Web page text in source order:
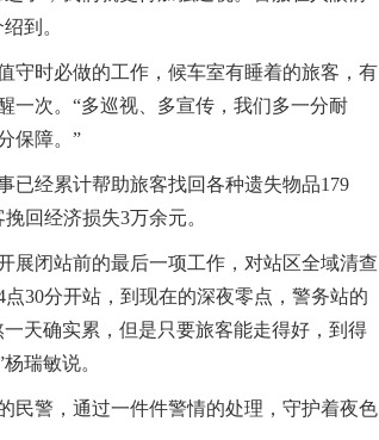
到。
时必做的工作，候车室有睡着的旅客，有
一次。“多巡视、多宣传，我们多一分耐
保障。”
经累计帮助旅客找回各种遗失物品179
回经济损失3万余元。
闭站前的最后一项工作，对站区全域清查
30分开站，到现在的深夜零点，警务站的
天确实累，但是只要旅客能走得好，到得
瑞敏说。
警，通过一件件警情的处理，守护着夜色